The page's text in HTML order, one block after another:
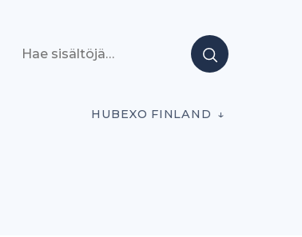
HUBEXO FINLAND